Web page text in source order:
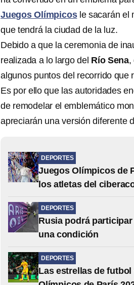
Juegos Olímpicosle sacarán el
que tendrá la ciudad de la luz.
Debido a que la ceremonia de
realizada a lo largo del Río Sena,
algunos puntos del recorrido que
Es por ello que las autoridades
de remodelar el emblemático
apreciarán una versión diferente
DEPORTES
Juegos Olímpicos de
los atletas del
DEPORTES
Rusia podrá
una condición
DEPORTES
Las estrellas de